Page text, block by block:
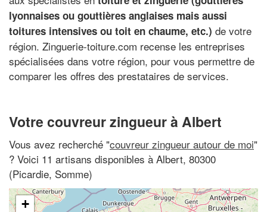
lyonnaises ou gouttières anglaises mais aussi
toitures intensives ou toit en chaume, etc.) de votre
région. Zinguerie-toiture.com recense les entreprises
spécialisées dans votre région, pour vous permettre de
comparer les offres des prestataires de services.
Votre couvreur zingueur à Albert
Vous avez recherché "couvreur zingueur autour de moi"
? Voici 11 artisans disponibles à Albert, 80300
(Picardie, Somme)
+